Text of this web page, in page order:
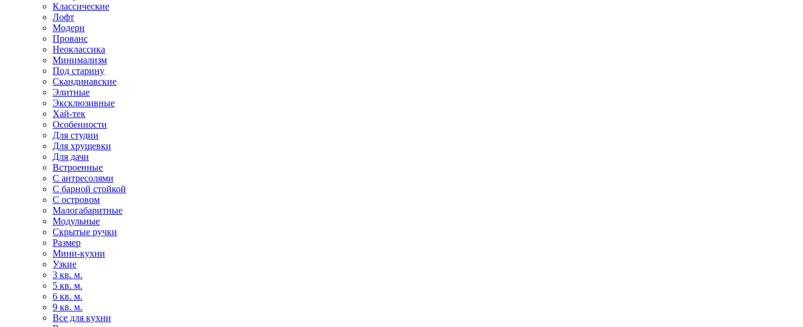
Классические
Лофт
Модерн
Прованс
Неоклассика
Минимализм
Под старину
Скандинавские
Элитные
Эксклюзивные
Хай-тек
Особенности
Для студии
Для хрущевки
Для дачи
Встроенные
С антресолями
С барной стойкой
С островом
Малогабаритные
Модульные
Скрытые ручки
Размер
Мини-кухни
Узкие
3 кв. м.
5 кв. м.
6 кв. м.
9 кв. м.
Все для кухни